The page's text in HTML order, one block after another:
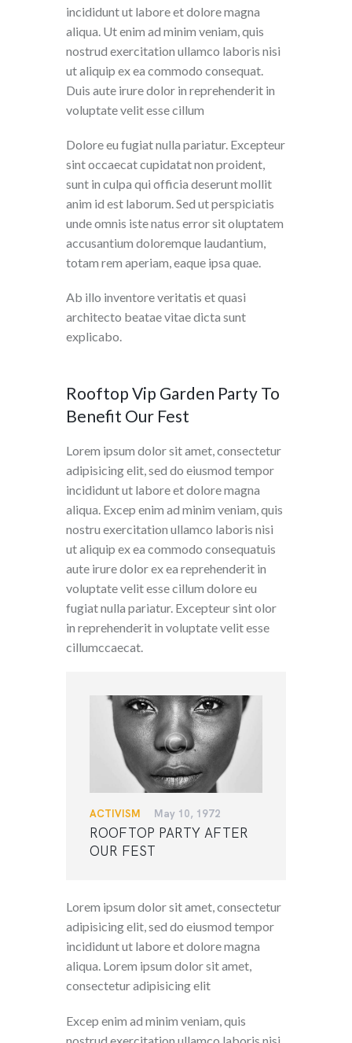
incididunt ut labore et dolore magna
aliqua. Ut enim ad minim veniam, quis
nostrud exercitation ullamco laboris nisi
ut aliquip ex ea commodo consequat.
Duis aute irure dolor in reprehenderit in
voluptate velit esse cillum
Dolore eu fugiat nulla pariatur. Excepteur
sint occaecat cupidatat non proident,
sunt in culpa qui officia deserunt mollit
anim id est laborum. Sed ut perspiciatis
unde omnis iste natus error sit oluptatem
accusantium doloremque laudantium,
totam rem aperiam, eaque ipsa quae.
Ab illo inventore veritatis et quasi
architecto beatae vitae dicta sunt
explicabo.
Rooftop Vip Garden Party To
Benefit Our Fest
Lorem ipsum dolor sit amet, consectetur
adipisicing elit, sed do eiusmod tempor
incididunt ut labore et dolore magna
aliqua. Excep enim ad minim veniam, quis
nostru exercitation ullamco laboris nisi
ut aliquip ex ea commodo consequatuis
aute irure dolor ex ea reprehenderit in
voluptate velit esse cillum dolore eu
fugiat nulla pariatur. Excepteur sint olor
in reprehenderit in voluptate velit esse
cillumccaecat.
ACTIVISM May 10, 1972
ROOFTOP PARTY AFTER
OUR FEST
Lorem ipsum dolor sit amet, consectetur
adipisicing elit, sed do eiusmod tempor
incididunt ut labore et dolore magna
aliqua. Lorem ipsum dolor sit amet,
consectetur adipisicing elit
Excep enim ad minim veniam, quis
nostrud exercitation ullamco laboris nisi